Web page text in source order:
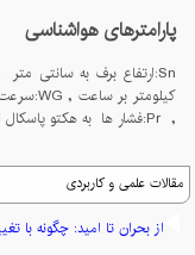
پارامترهای هواشناسی
, Pr:فشار ها به هکتو پاسکال ارایه می شود.
مقالات علمی و کاربردی
از بحران تا امید: چگونه با